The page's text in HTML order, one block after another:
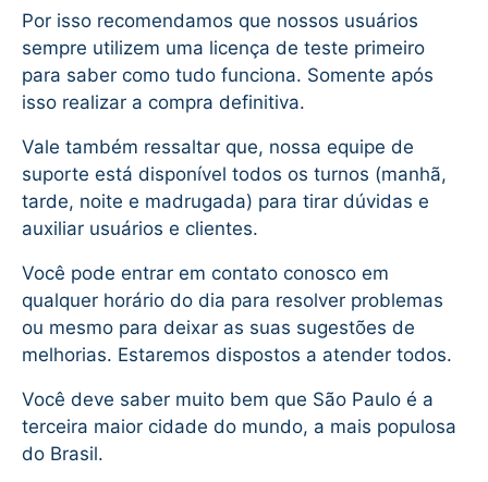
Por isso recomendamos que nossos usuários
sempre utilizem uma licença de teste primeiro
para saber como tudo funciona. Somente após
isso realizar a compra definitiva.
Vale também ressaltar que, nossa equipe de
suporte está disponível todos os turnos (manhã,
tarde, noite e madrugada) para tirar dúvidas e
auxiliar usuários e clientes.
Você pode entrar em contato conosco em
qualquer horário do dia para resolver problemas
ou mesmo para deixar as suas sugestões de
melhorias. Estaremos dispostos a atender todos.
Você deve saber muito bem que São Paulo é a
terceira maior cidade do mundo, a mais populosa
do Brasil.